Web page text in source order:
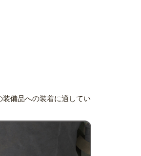
備品への装着に適してい